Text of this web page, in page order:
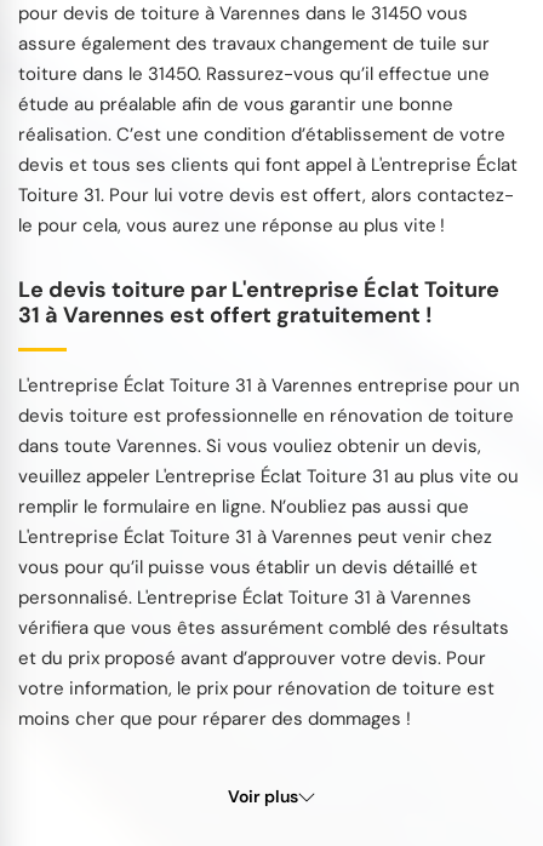
pour devis de toiture à Varennes dans le 31450 vous
assure également des travaux changement de tuile sur
toiture dans le 31450. Rassurez-vous qu’il effectue une
étude au préalable afin de vous garantir une bonne
réalisation. C’est une condition d’établissement de votre
devis et tous ses clients qui font appel à L'entreprise Éclat
Toiture 31. Pour lui votre devis est offert, alors contactez-
le pour cela, vous aurez une réponse au plus vite !
Le devis toiture par L'entreprise Éclat Toiture
31 à Varennes est offert gratuitement !
L'entreprise Éclat Toiture 31 à Varennes entreprise pour un
devis toiture est professionnelle en rénovation de toiture
dans toute Varennes. Si vous vouliez obtenir un devis,
veuillez appeler L'entreprise Éclat Toiture 31 au plus vite ou
remplir le formulaire en ligne. N’oubliez pas aussi que
L'entreprise Éclat Toiture 31 à Varennes peut venir chez
vous pour qu’il puisse vous établir un devis détaillé et
personnalisé. L'entreprise Éclat Toiture 31 à Varennes
vérifiera que vous êtes assurément comblé des résultats
et du prix proposé avant d’approuver votre devis. Pour
votre information, le prix pour rénovation de toiture est
moins cher que pour réparer des dommages !
Voir plus